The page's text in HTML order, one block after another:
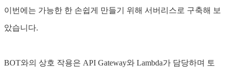
이번에는 가능한 한 손쉽게 만들기 위해 서버리스로 구축해 보
았습니다.
BOT와의 상호 작용은 API Gateway와 Lambda가 담당하며 토